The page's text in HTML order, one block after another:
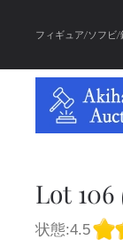
フィギュア/ソフビ
Lot
状態:4.5